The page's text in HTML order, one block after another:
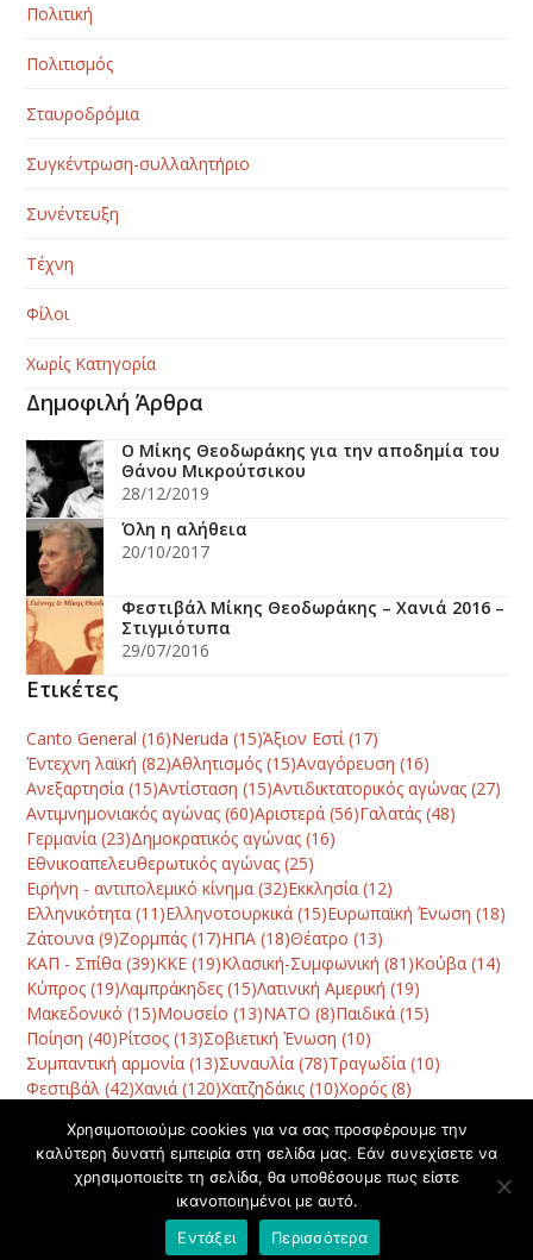
Πολιτική
Πολιτισμός
Σταυροδρόμια
Συγκέντρωση-συλλαλητήριο
Συνέντευξη
Τέχνη
Φίλοι
Χωρίς Κατηγορία
Δημοφιλή Άρθρα
Ο Μίκης Θεοδωράκης για την αποδημία του
Θάνου Μικρούτσικου
28/12/2019
Όλη η αλήθεια
20/10/2017
Φεστιβάλ Μίκης Θεοδωράκης – Χανιά 2016 –
Στιγμιότυπα
29/07/2016
Ετικέτες
Canto General (16)Neruda (15)Άξιον Εστί (17)
Έντεχνη λαϊκή (82)Αθλητισμός (15)Αναγόρευση (16)
Ανεξαρτησία (15)Αντίσταση (15)Αντιδικτατορικός αγώνας (27)
Αντιμνημονιακός αγώνας (60)Αριστερά (56)Γαλατάς (48)
Γερμανία (23)Δημοκρατικός αγώνας (16)
Εθνικοαπελευθερωτικός αγώνας (25)
Ειρήνη - αντιπολεμικό κίνημα (32)Εκκλησία (12)
Ελληνικότητα (11)Ελληνοτουρκικά (15)Ευρωπαϊκή Ένωση (18)
Ζάτουνα (9)Ζορμπάς (17)ΗΠΑ (18)Θέατρο (13)
ΚΑΠ - Σπίθα (39)ΚΚΕ (19)Κλασική-Συμφωνική (81)Κούβα (14)
Κύπρος (19)Λαμπράκηδες (15)Λατινική Αμερική (19)
Μακεδονικό (15)Μουσείο (13)ΝΑΤΟ (8)Παιδικά (15)
Ποίηση (40)Ρίτσος (13)Σοβιετική Ένωση (10)
Συμπαντική αρμονία (13)Συναυλία (78)Τραγωδία (10)
Φεστιβάλ (42)Χανιά (120)Χατζηδάκις (10)Χορός (8)
Να ανοιχτούν διάπλατα
στον κόσμο οι θησαυροί της
μουσικής του Μίκη
next
post:
Συναυλίες 2022 με έργα
του Μίκη Θεοδωράκη
στην Εθνική Λυρική
Χρησιμοποιούμε cookies για να σας προσφέρουμε την
καλύτερη δυνατή εμπειρία στη σελίδα μας. Εάν συνεχίσετε να
χρησιμοποιείτε τη σελίδα, θα υποθέσουμε πως είστε
ικανοποιημένοι με αυτό.
Εντάξει
Περισσότερα